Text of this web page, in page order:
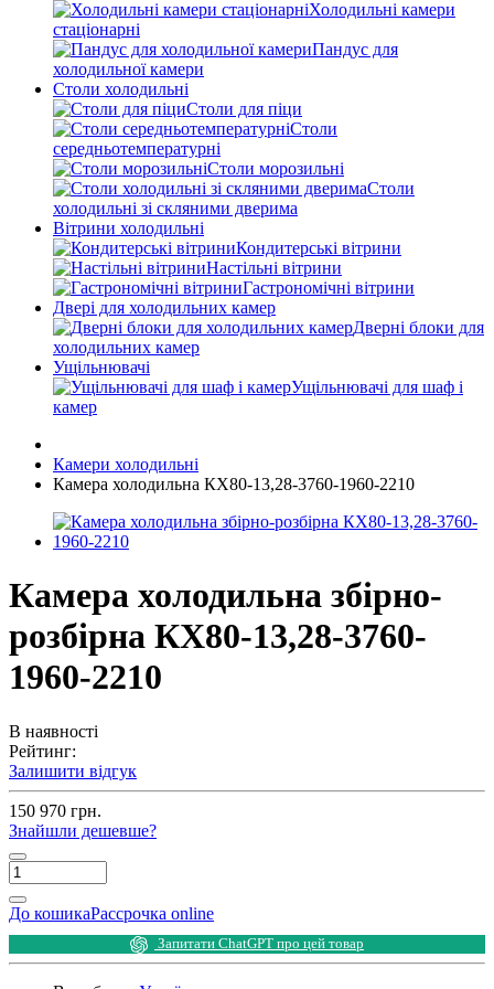
Холодильні камери
стаціонарні
Пандус для
холодильної камери
Столи холодильні
Столи для піци
Столи
середньотемпературні
Столи морозильні
Столи
холодильні зі скляними дверима
Вітрини холодильні
Кондитерські вітрини
Настільні вітрини
Гастрономічні вітрини
Двері для холодильних камер
Дверні блоки для
холодильних камер
Ущільнювачі
Ущільнювачі для шаф і
камер
Камери холодильні
Камера холодильна КХ80-13,28-3760-1960-2210
Камера холодильна збірно-
розбірна КХ80-13,28-3760-
1960-2210
В наявності
Рейтинг:
Залишити відгук
150 970 грн.
Знайшли дешевше?
До кошикаРассрочка online
Запитати ChatGPT про цей товар